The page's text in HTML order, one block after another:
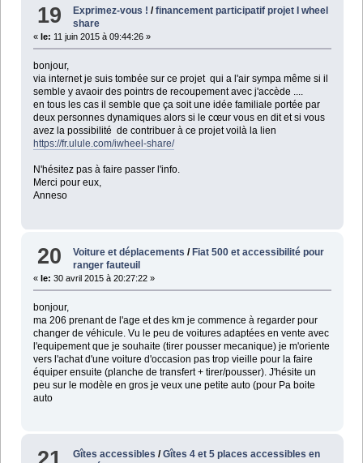
19 Exprimez-vous ! /financement participatif projet I wheel
share
« le: 11 juin 2015 à 09:44:26 »
bonjour,
via internet je suis tombée sur ce projet qui a l'air sympa même si il
semble y avaoir des pointrs de recoupement avec j'accède ....
en tous les cas il semble que ça soit une idée familiale portée par
deux personnes dynamiques alors si le cœur vous en dit et si vous
avez la possibilité de contribuer à ce projet voilà la lien
https://fr.ulule.com/iwheel-share/
N'hésitez pas à faire passer l'info.
Merci pour eux,
Anneso
20 Voiture et déplacements /Fiat 500 et accessibilité pour
ranger fauteuil
« le: 30 avril 2015 à 20:27:22 »
bonjour,
ma 206 prenant de l'age et des km je commence à regarder pour
changer de véhicule. Vu le peu de voitures adaptées en vente avec
l'equipement que je souhaite (tirer pousser mecanique) je m'oriente
vers l'achat d'une voiture d'occasion pas trop vieille pour la faire
équiper ensuite (planche de transfert + tirer/pousser). J'hésite un
peu sur le modèle en gros je veux une petite auto (pour Pa boite
auto
Gîtes accessibles /Gîtes 4 et 5 places accessibles en